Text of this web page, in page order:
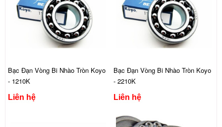
Bạc Đạn Vòng Bi Nhào Tròn Koyo
- 1210K
Liên hệ
Bạc Đạn Vòng Bi Nhào Tròn Koyo
- 2210K
Liên hệ